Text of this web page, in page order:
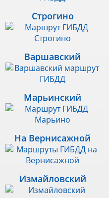
Строгино
Варшавский
Марьинский
На Вернисажной
Измайловский